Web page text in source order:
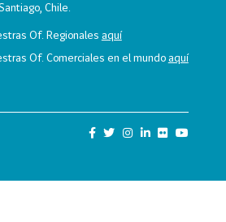
Chile.
Of. Regionales aquí
Of. Comerciales en el mundoaquí